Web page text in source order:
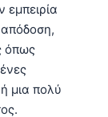
όπως
μια πολύ